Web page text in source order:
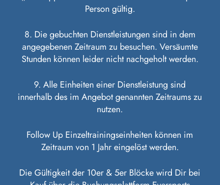
Person gültig.
8. Die gebuchten Dienstleistungen sind in dem
angegebenen Zeitraum zu besuchen. Versäumte
Stunden können leider nicht nachgeholt werden.
9. Alle Einheiten einer Dienstleistung sind
innerhalb des im Angebot genannten Zeitraums zu
nutzen.
Follow Up Einzeltrainingseinheiten können im
Zeitraum von 1 Jahr eingelöst werden.
Die Gültigkeit der 10er & 5er Blöcke wird Dir bei